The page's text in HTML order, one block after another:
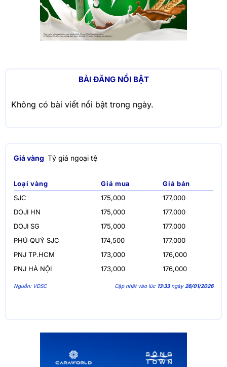
BÀI ĐĂNG NỔI BẬT
Không có bài viết nổi bật trong ngày.
Giá vàng Tỷ giá ngoại tệ
Loại vàng Giá mua
Giá bán
SJC
175,000
177,000
DOJI HN
175,000
177,000
DOJI SG
175,000
177,000
PHÚ QUÝ SJC
174,500
177,000
PNJ TP.HCM
173,000
176,000
PNJ HÀ NỘI
173,000 176,000
Nguồn: VDSC Cập nhật vào lúc 13:33ngày 26/01/2026